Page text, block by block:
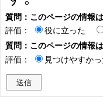
質問：このページの情報
評価：
役に立った
質問：このページの情報
評価：
見つけやすか